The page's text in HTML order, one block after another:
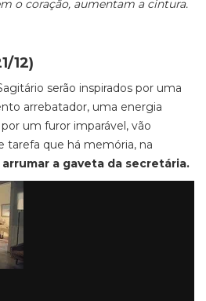
o coração, aumentam a cintura.
12)
serão inspirados por uma
arrebatador, uma energia
um furor imparável, vão
tarefa que há memória, na
arrumar a gaveta da secretária.